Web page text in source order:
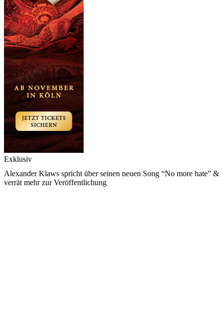
Exklusiv
Alexander Klaws spricht über seinen neuen Song “No more hate” &
verrät mehr zur Veröffentlichung